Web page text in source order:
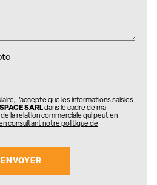
j'accepte que les informations saisies
SARLdans le cadre de ma
la relation commerciale qui peut en
consultant notre politique de